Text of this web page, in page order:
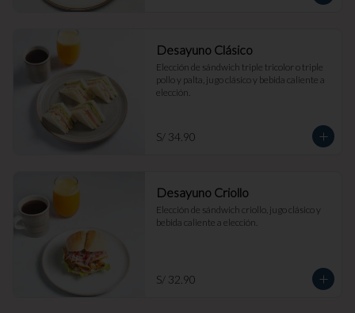
Desayuno Clásico
Elección de sándwich triple tricolor o triple
pollo y palta, jugo clásico y bebida caliente a
elección.
S/ 34.90
Desayuno Criollo
Elección de sándwich criollo, jugo clásico y
bebida caliente a elección.
S/ 32.90